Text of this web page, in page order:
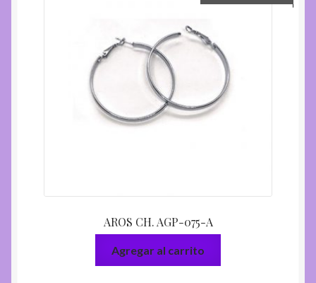
AROS CH. AGP-075-A
Agregar al carrito